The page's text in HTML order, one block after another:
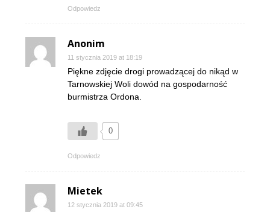
Odpowiedz
Anonim
11 stycznia 2019 at 18:19
Piękne zdjęcie drogi prowadzącej do nikąd w
Tarnowskiej Woli dowód na gospodarność
burmistrza Ordona.
0
Odpowiedz
Mietek
12 stycznia 2019 at 09:45